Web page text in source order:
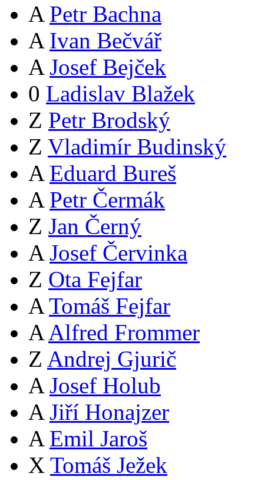
A Petr Bachna
A Ivan Bečvář
A Josef Bejček
0 Ladislav Blažek
Z Petr Brodský
Z Vladimír Budinský
A Eduard Bureš
A Petr Čermák
Z Jan Černý
A Josef Červinka
Z Ota Fejfar
A Tomáš Fejfar
A Alfred Frommer
Z Andrej Gjurič
A Josef Holub
A Jiří Honajzer
A Emil Jaroš
X Tomáš Ježek